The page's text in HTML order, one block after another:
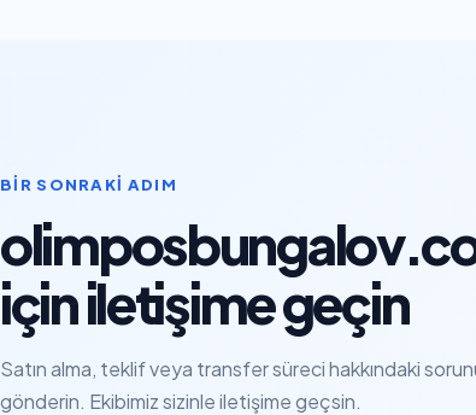
BIR SONRAKI ADIM
için iletişime geçin
Satın alma, teklif veya transfer süreci hakkındaki
gönderin. Ekibimiz sizinle iletişime geçsin.